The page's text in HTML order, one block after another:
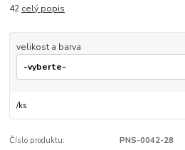
42 celý popis
velikost a barva
/ks
Číslo produktu: PNS-0042-28